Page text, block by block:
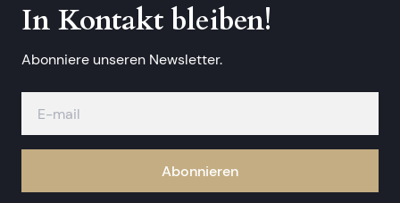
In Kontakt bleiben!
Abonniere unseren Newsletter.
Abonnieren